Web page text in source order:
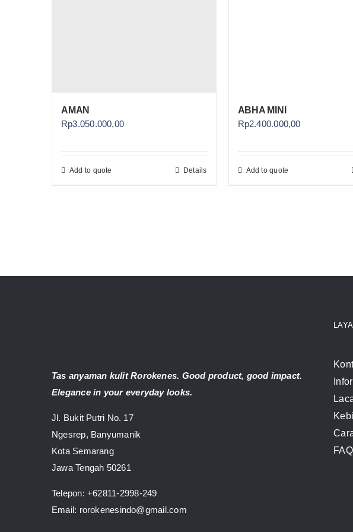
AMAN
Rp3.050.000,00
Add to quote Details
ABHA MINI
Rp2.400.000,00
Add to quote
Tas anyaman kulit Rorokenes. Good product, good impact.
Elegance in your everyday looks.
Jl. Bukit Putri No. 17
Ngesrep, Banyumanik
Kota Semarang
Jawa Tengah 50261
Telepon:+62811-2998-249
Email: rorokenesindo@gmail.com
FAQ